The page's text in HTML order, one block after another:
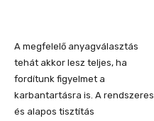
A megfelelő anyagválasztás
tehát akkor lesz teljes, ha
fordítunk figyelmet a
karbantartásra is. A rendszeres
és alapos tisztítás